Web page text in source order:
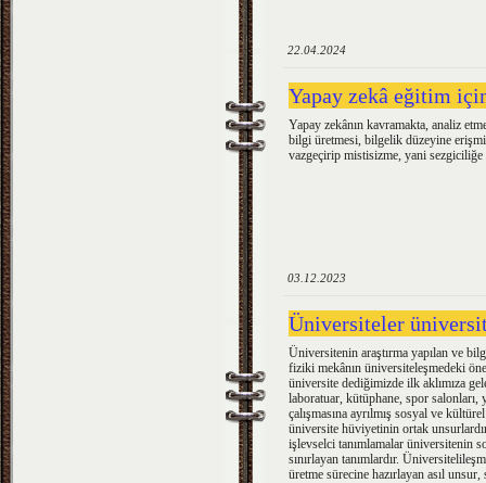
22.04.2024
Yapay zekâ eğitim
Yapay zekânın kavramakta, analiz
bilgi üretmesi, bilgelik düzeyine
vazgeçirip mistisizme, yani
03.12.2023
Üniversiteler
Üniversitenin araştırma yapılan ve
fiziki mekânın üniversiteleşmedeki
üniversite dediğimizde ilk aklımıza
laboratuar, kütüphane, spor
çalışmasına ayrılmış sosyal ve
üniversite hüviyetinin ortak
işlevselci tanımlamalar üniversitenin
sınırlayan tanımlardır.
üretme sürecine hazırlayan asıl